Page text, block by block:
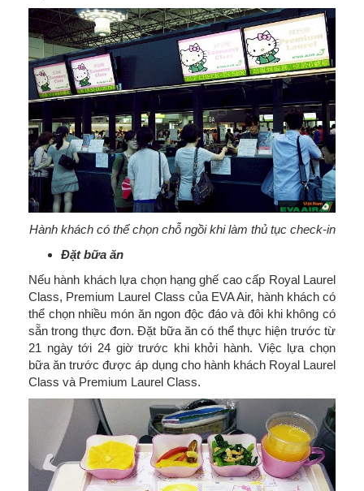
Hành khách có thể chọn chỗ ngồi khi làm thủ tục check-in
Đặt bữa ăn
Nếu hành khách lựa chọn hạng ghế cao cấp Royal Laurel
Class, Premium Laurel Class của EVA Air, hành khách có
thể chọn nhiều món ăn ngon độc đáo và đôi khi không có
sẵn trong thực đơn. Đặt bữa ăn có thể thực hiện trước từ
21 ngày tới 24 giờ trước khi khởi hành. Việc lựa chọn
bữa ăn trước được áp dụng cho hành khách Royal Laurel
Class và Premium Laurel Class.